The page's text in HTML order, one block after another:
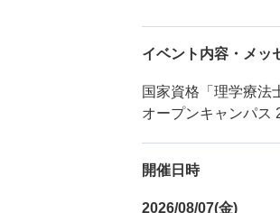
イベント内容・メッ
国家資格「理学療法
オープンキャンパス
開催日時
2026/08/07(金)